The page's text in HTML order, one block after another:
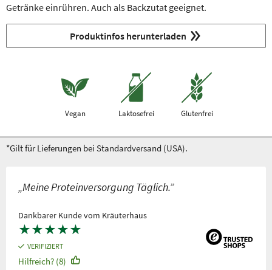
Getränke einrühren. Auch als Backzutat geeignet.
Produktinfos herunterladen
Vegan Laktosefrei Glutenfrei
*Gilt für Lieferungen bei Standardversand (USA).
„Meine Proteinversorgung Täglich.”
Dankbarer Kunde vom Kräuterhaus
★★★★★
VERIFIZIERT
Hilfreich? (8)